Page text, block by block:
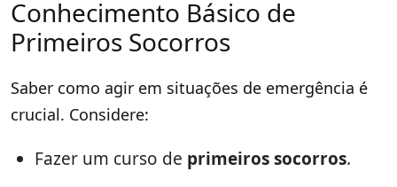
Conhecimento Básico de
Primeiros Socorros
Saber como agir em situações de emergência é
crucial. Considere:
Fazer um curso de primeiros socorros.